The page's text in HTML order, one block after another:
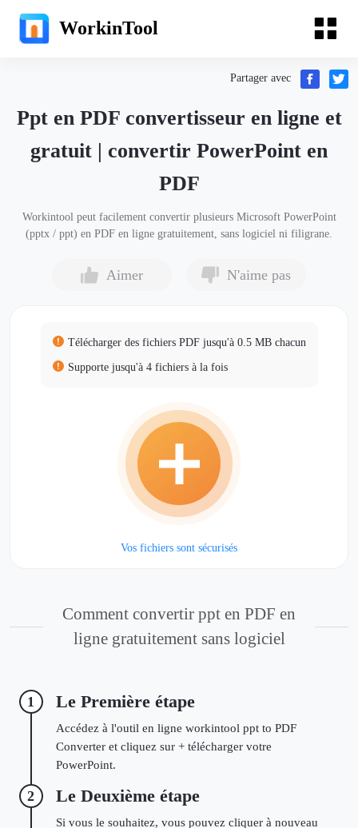
WorkinTool
Partager avec
Ppt en PDF convertisseur en ligne et
gratuit | convertir PowerPoint en
PDF
Workintool peut facilement convertir plusieurs Microsoft PowerPoint
(pptx / ppt) en PDF en ligne gratuitement, sans logiciel ni filigrane.
Aimer N'aime pas
Télécharger des fichiers PDF jusqu'à 0.5 MB chacun
Supporte jusqu'à 4 fichiers à la fois
Vos fichiers sont sécurisés
Comment convertir ppt en PDF en
ligne gratuitement sans logiciel
1 Le Première étape
Accédez à l'outil en ligne workintool ppt to PDF
Converter et cliquez sur + télécharger votre
PowerPoint.
2 Le Deuxième étape
Si vous le souhaitez, vous pouvez cliquer à nouveau